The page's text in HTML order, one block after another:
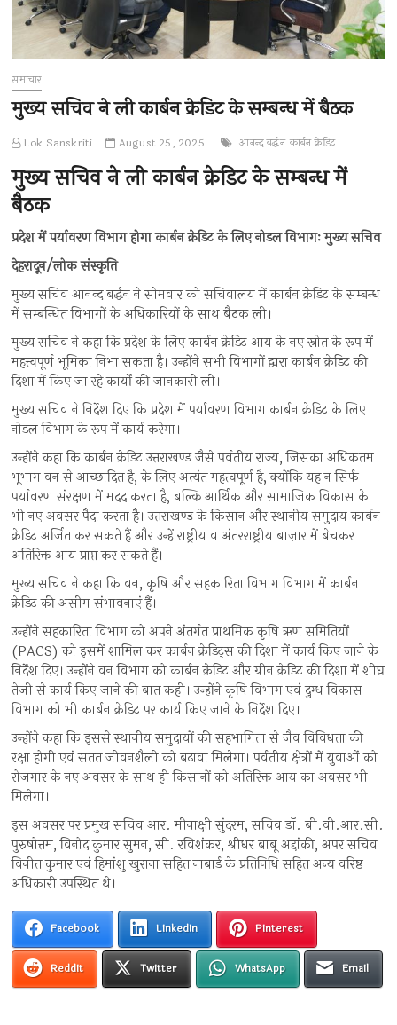
समाचार
मुख्य सचिव ने ली कार्बन क्रेडिट के सम्बन्ध में बैठक
Lok Sanskriti August 25, 2025 आनन्द बर्द्धन कार्बन क्रेडिट
मुख्य सचिव ने ली कार्बन क्रेडिट के सम्बन्ध में
बैठक
प्रदेश में पर्यावरण विभाग होगा कार्बन क्रेडिट के लिए नोडल विभागः मुख्य सचिव
देहरादून/लोक संस्कृति
मुख्य सचिव आनन्द बर्द्धन ने सोमवार को सचिवालय में कार्बन क्रेडिट के सम्बन्ध
में सम्बन्धित विभागों के अधिकारियों के साथ बैठक ली।
मुख्य सचिव ने कहा कि प्रदेश के लिए कार्बन क्रेडिट आय के नए स्रोत के रूप में
महत्त्वपूर्ण भूमिका निभा सकता है। उन्होंने सभी विभागों द्वारा कार्बन क्रेडिट की
दिशा में किए जा रहे कार्यों की जानकारी ली।
मुख्य सचिव ने निर्देश दिए कि प्रदेश में पर्यावरण विभाग कार्बन क्रेडिट के लिए
नोडल विभाग के रूप में कार्य करेगा।
उन्होंने कहा कि कार्बन क्रेडिट उत्तराखण्ड जैसे पर्वतीय राज्य, जिसका अधिकतम
भूभाग वन से आच्छादित है, के लिए अत्यंत महत्त्वपूर्ण है, क्योंकि यह न सिर्फ
पर्यावरण संरक्षण में मदद करता है, बल्कि आर्थिक और सामाजिक विकास के
भी नए अवसर पैदा करता है। उत्तराखण्ड के किसान और स्थानीय समुदाय कार्बन
क्रेडिट अर्जित कर सकते हैं और उन्हें राष्ट्रीय व अंतरराष्ट्रीय बाज़ार में बेचकर
अतिरिक्त आय प्राप्त कर सकते हैं।
मुख्य सचिव ने कहा कि वन, कृषि और सहकारिता विभाग विभाग में कार्बन
क्रेडिट की असीम संभावनाएं हैं।
उन्होंने सहकारिता विभाग को अपने अंतर्गत प्राथमिक कृषि ऋण समितियों
(PACS) को इसमें शामिल कर कार्बन क्रेडिट्स की दिशा में कार्य किए जाने के
निर्देश दिए। उन्होंने वन विभाग को कार्बन क्रेडिट और ग्रीन क्रेडिट की दिशा में शीघ्र
तेजी से कार्य किए जाने की बात कही। उन्होंने कृषि विभाग एवं दुग्ध विकास
विभाग को भी कार्बन क्रेडिट पर कार्य किए जाने के निर्देश दिए।
उन्होंने कहा कि इससे स्थानीय समुदायों की सहभागिता से जैव विविधता की
रक्षा होगी एवं सतत जीवनशैली को बढ़ावा मिलेगा। पर्वतीय क्षेत्रों में युवाओं को
रोजगार के नए अवसर के साथ ही किसानों को अतिरिक्त आय का अवसर भी
मिलेगा।
इस अवसर पर प्रमुख सचिव आर. मीनाक्षी सुंदरम, सचिव डॉ. बी.वी.आर.सी.
पुरुषोत्तम, विनोद कुमार सुमन, सी. रविशंकर, श्रीधर बाबू अद्दांकी, अपर सचिव
विनीत कुमार एवं हिमांशु खुराना सहित नाबार्ड के प्रतिनिधि सहित अन्य वरिष्ठ
अधिकारी उपस्थित थे।
Facebook LinkedIn Pinterest
Reddit Twitter WhatsApp Email